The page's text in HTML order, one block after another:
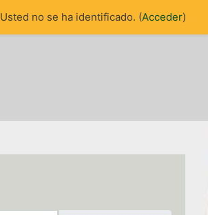
Usted no se ha identificado. (Acceder)